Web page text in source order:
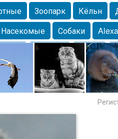
Зоопарк Кёльн
Насекомые
Собаки
Собачка Осень
Lebert
Дикие птицы